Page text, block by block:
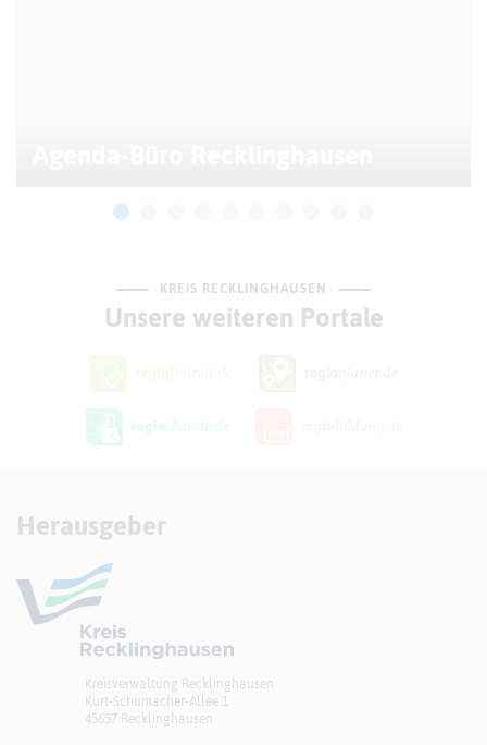
KREIS RECKLINGHAUSEN
Unsere weiteren Portale
Herausgeber
Kreisverwaltung Recklinghausen
Kurt-Schumacher-Allee 1
45657 Recklinghausen